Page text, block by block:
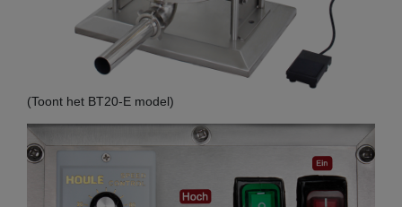
(Toont het BT20-E model)